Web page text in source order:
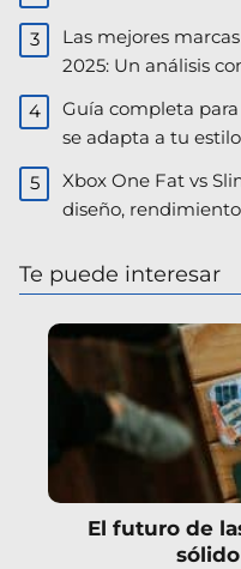
Las mejores
2025: Un análisis
Guía completa
se adapta a tu
Xbox One Fat vs
diseño,
Te puede interesar
El futuro de